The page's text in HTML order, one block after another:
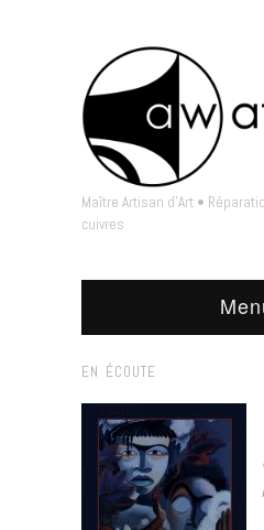
Maître Artisan d'Art •
cuivres
EN ÉCOUTE